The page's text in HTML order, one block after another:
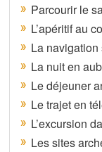
Parcourir le
L’apéritif au
La
La nuit en
Le déjeuner
Le trajet en
L’excursion
Les sites